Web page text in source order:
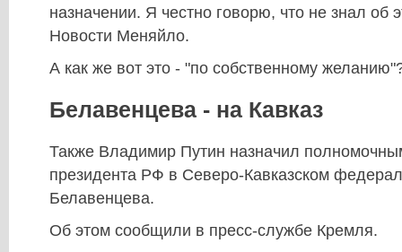
назначении. Я честно говорю, что не знал
Новости Меняйло.
А как же вот это - "по собственному
Белавенцева - на Кавказ
Также Владимир Путин назначил
президента РФ в Северо-Кавказском
Белавенцева.
Об этом сообщили в пресс-службе Кремля.